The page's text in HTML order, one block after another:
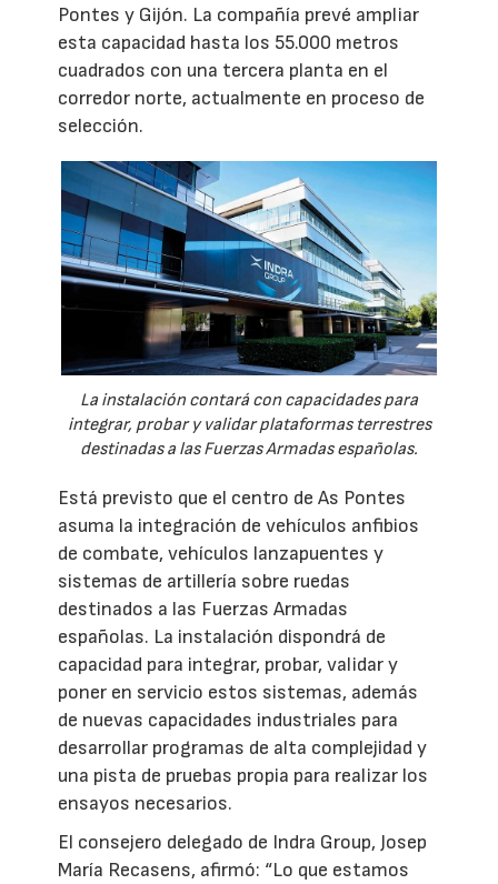
Pontes y Gijón. La compañía prevé ampliar
esta capacidad hasta los 55.000 metros
cuadrados con una tercera planta en el
corredor norte, actualmente en proceso de
selección.
La instalación contará con capacidades para
integrar, probar y validar plataformas terrestres
destinadas a las Fuerzas Armadas españolas.
Está previsto que el centro de As Pontes
asuma la integración de vehículos anfibios
de combate, vehículos lanzapuentes y
sistemas de artillería sobre ruedas
destinados a las Fuerzas Armadas
españolas. La instalación dispondrá de
capacidad para integrar, probar, validar y
poner en servicio estos sistemas, además
de nuevas capacidades industriales para
desarrollar programas de alta complejidad y
una pista de pruebas propia para realizar los
ensayos necesarios.
El consejero delegado de Indra Group, Josep
María Recasens, afirmó: “Lo que estamos